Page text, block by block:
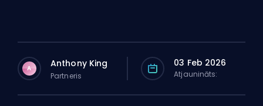
A Anthony King
Partneris
03 Feb 2026
Atjaunināts: